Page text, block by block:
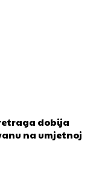
dobija
na umjetnoj